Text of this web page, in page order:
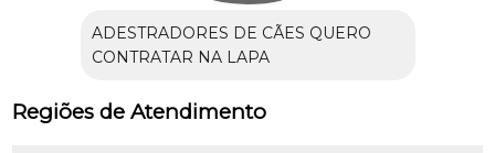
ADESTRADORES DE CÃES QUERO
CONTRATAR NA LAPA
Regiões de Atendimento